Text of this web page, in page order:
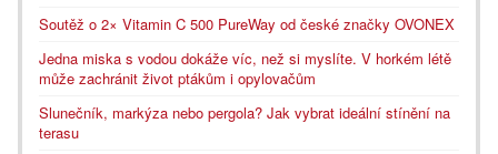
Soutěž o 2× Vitamin C 500 PureWay od české značky OVONEX
Jedna miska s vodou dokáže víc, než si myslíte. V horkém létě
může zachránit život ptákům i opylovačům
Slunečník, markýza nebo pergola? Jak vybrat ideální stínění na
terasu